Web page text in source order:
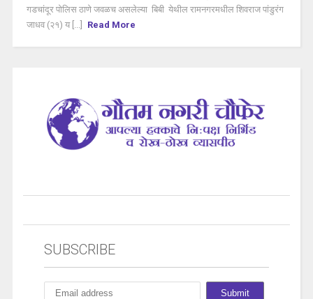
गडचांदूर पोलिस ठाणे जवळच असलेल्या बिबी येथील रामनगरमधील शिवराज पांडुरंग
जाधव (२१) य [...]
Read More
SUBSCRIBE